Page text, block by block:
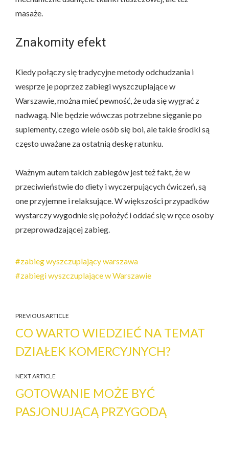
masaże.
Znakomity efekt
Kiedy połączy się tradycyjne metody odchudzania i
wesprze je poprzez zabiegi wyszczuplające w
Warszawie, można mieć pewność, że uda się wygrać z
nadwagą. Nie będzie wówczas potrzebne sięganie po
suplementy, czego wiele osób się boi, ale takie środki są
często uważane za ostatnią deskę ratunku.
Ważnym autem takich zabiegów jest też fakt, że w
przeciwieństwie do diety i wyczerpujących ćwiczeń, są
one przyjemne i relaksujące. W większości przypadków
wystarczy wygodnie się położyć i oddać się w ręce osoby
przeprowadzającej zabieg.
zabieg wyszczuplający warszawa
zabiegi wyszczuplające w Warszawie
PREVIOUS ARTICLE
CO WARTO WIEDZIEĆ NA TEMAT
DZIAŁEK KOMERCYJNYCH?
NEXT ARTICLE
GOTOWANIE MOŻE BYĆ
PASJONUJĄCĄ PRZYGODĄ